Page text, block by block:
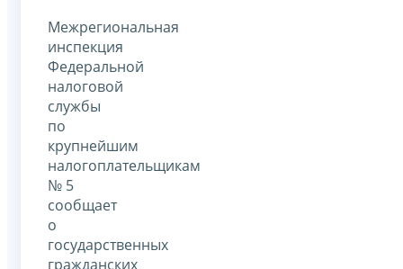
Межрегиональная
инспекция
Федеральной
налоговой
службы
по
крупнейшим
налогоплательщикам
№ 5
сообщает
о
государственных
гражданских